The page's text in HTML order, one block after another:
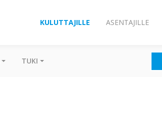
KULUTTAJILLE ASENTAJILLE
TUKI